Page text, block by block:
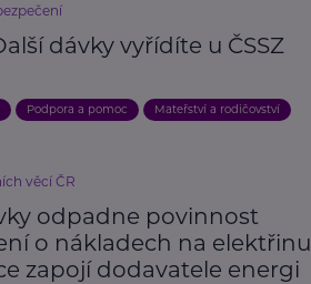
dávky vyřídíte u ČSSZ
Podpora a pomoc Mateřství a rodičovství
věcí ČR
odpadne povinnost
o nákladech na elektřinu
zapojí dodavatele energi